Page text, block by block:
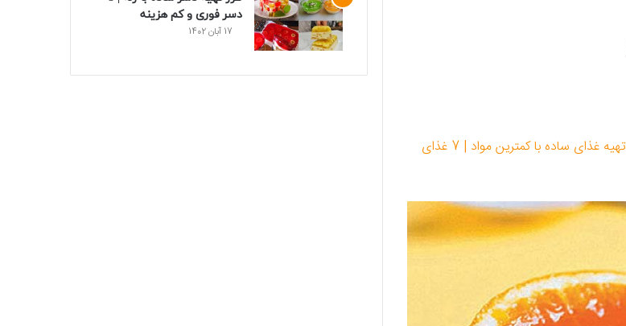
طرز تهیه غذای ساده با کمترین مواد | 7 غذای
دسر فوری و کم هزینه
17 آبان 1402